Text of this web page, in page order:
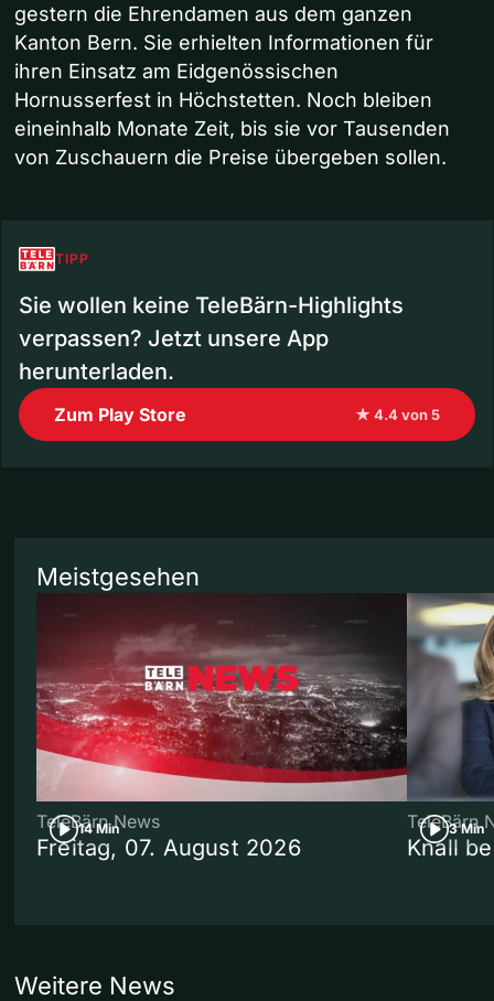
gestern die Ehrendamen aus dem ganzen
Kanton Bern. Sie erhielten Informationen für
ihren Einsatz am Eidgenössischen
Hornusserfest in Höchstetten. Noch bleiben
eineinhalb Monate Zeit, bis sie vor Tausenden
von Zuschauern die Preise übergeben sollen.
TIPP
Sie wollen keine TeleBärn-Highlights
verpassen? Jetzt unsere App
herunterladen.
Zum Play Store ★ 4.4 von 5
Meistgesehen
14 Min
TeleBärn News
Freitag, 07. August 2026
3 Min
TeleBärn
Knall
Weitere News